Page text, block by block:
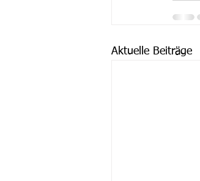
Aktuelle Beiträge